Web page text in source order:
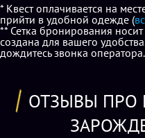
* Квест оплачивается на
прийти в удобной одежде (
** Сетка бронирования
создана для вашего
дождитесь звонка оператора.
ОТЗЫВЫ ПРО